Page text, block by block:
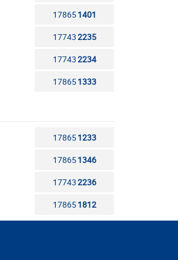
178651401
177432235
177432234
178651333
178651233
178651346
177432236
178651812